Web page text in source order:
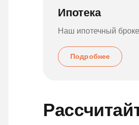
Ипотека
Наш ипотечный
Подробнее